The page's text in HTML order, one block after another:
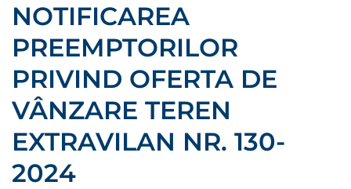
NOTIFICAREA
PREEMPTORILOR
PRIVIND OFERTA DE
VÂNZARE TEREN
EXTRAVILAN NR. 130-
2024